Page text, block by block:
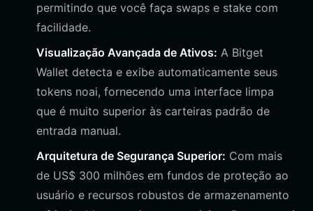
permitindo que você faça swaps e stake com
facilidade.
Visualização Avançada de Ativos: A Bitget
Wallet detecta e exibe automaticamente seus
tokens noai, fornecendo uma interface limpa
que é muito superior às carteiras padrão de
entrada manual.
Arquitetura de Segurança Superior: Com mais
de US$ 300 milhões em fundos de proteção ao
usuário e recursos robustos de armazenamento